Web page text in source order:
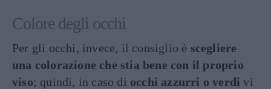
Colore degli occhi
Per gli occhi, invece, il consiglio è scegliere
una colorazione che stia bene con il proprio
viso; quindi, in caso di occhi azzurri o verdivi